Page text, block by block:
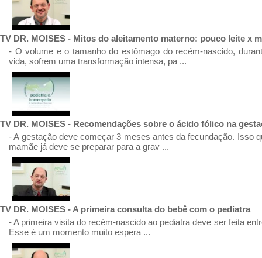
TV DR. MOISES - Mitos do aleitamento materno: pouco leite x
- O volume e o tamanho do estômago do recém-nascido,
vida, sofrem uma transformação intensa, pa ...
TV DR. MOISES - Recomendações sobre o ácido fólico na
- A gestação deve começar 3 meses antes da fecundação. Isso
mamãe já deve se preparar para a grav ...
TV DR. MOISES - A primeira consulta do bebê com o pediatra
- A primeira visita do recém-nascido ao pediatra deve ser feita
Esse é um momento muito espera ...